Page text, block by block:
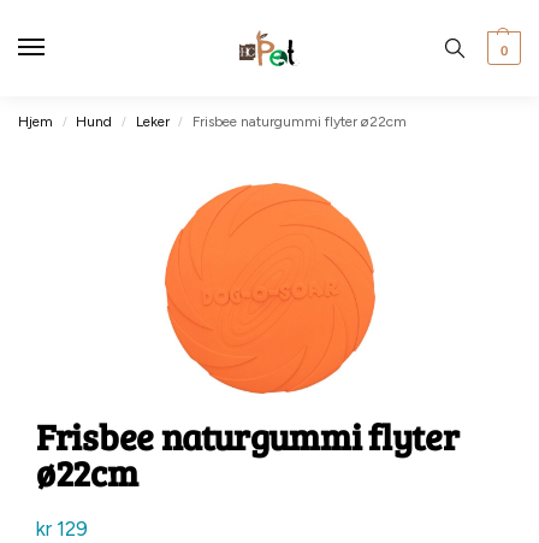
0
Hjem / Hund / Leker / Frisbee naturgummi flyter ø22cm
Frisbee naturgummi flyter
ø22cm
kr129